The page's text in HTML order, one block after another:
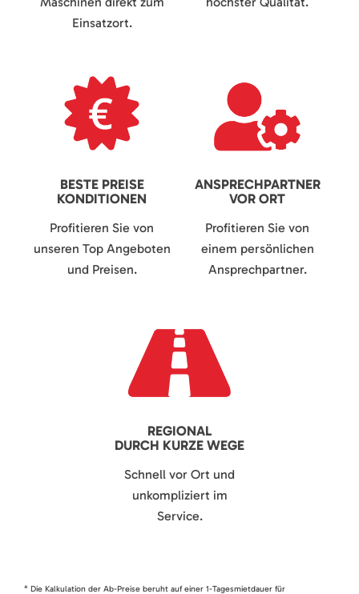
Einsatzort.
BESTE PREISE
KONDITIONEN
Profitieren Sie von
unseren Top Angeboten
und Preisen.
ANSPRECHPARTNER
VOR ORT
Profitieren Sie von
einem persönlichen
Ansprechpartner.
REGIONAL
DURCH KURZE WEGE
Schnell vor Ort und
unkompliziert im
Service.
* Die Kalkulation der Ab-Preise beruht auf einer 1-Tagesmietdauer für